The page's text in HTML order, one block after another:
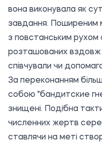
вона виконувала як
завдання. Поширеним
з повстанським
розташованих вздовж
співчували чи
За переконанням
собою "бандитские
знищені. Подібна
численних жертв
ставлячи на меті